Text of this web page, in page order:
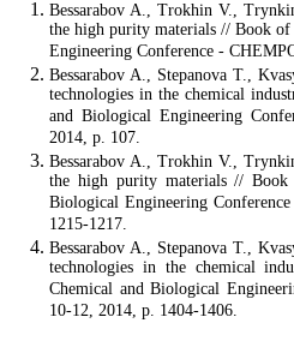
Bessarabov A., Trokhin V.,
the high purity materials // Book
Engineering Conference -
Bessarabov A., Stepanova T.,
technologies in the chemical
and Biological Engineering
2014, p. 107.
Bessarabov A., Trokhin V.,
the high purity materials // Book
Biological Engineering
1215-1217.
Bessarabov A., Stepanova T.,
technologies in the chemical
Chemical and Biological
10-12, 2014, p. 1404-1406.